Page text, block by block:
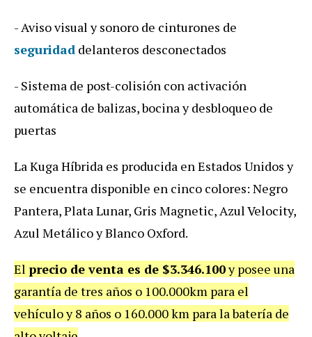
- Aviso visual y sonoro de cinturones de
seguridad delanteros desconectados
- Sistema de post-colisión con activación
automática de balizas, bocina y desbloqueo de
puertas
La Kuga Híbrida es producida en Estados Unidos y
se encuentra disponible en cinco colores: Negro
Pantera, Plata Lunar, Gris Magnetic, Azul Velocity,
Azul Metálico y Blanco Oxford.
El precio de venta es de $3.346.100y posee una
garantía de tres años o 100.000km para el
vehículo y 8 años o 160.000 km para la batería de